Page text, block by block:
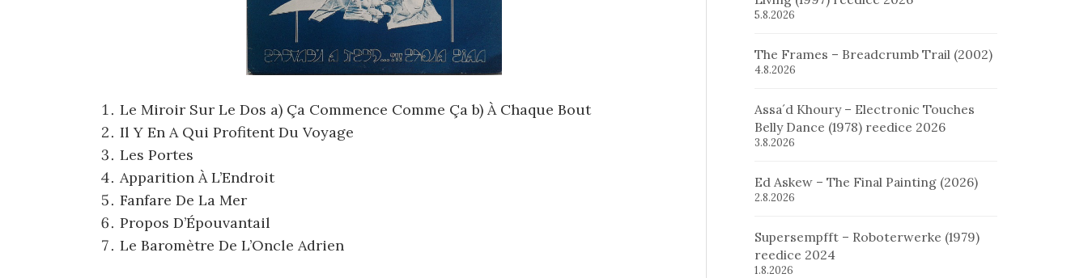
Le Miroir Sur Le Dos a) Ça Commence Comme Ça b) À Chaque Bout
Il Y En A Qui Profitent Du Voyage
Les Portes
Apparition À L’Endroit
Fanfare De La Mer
Propos D’Épouvantail
Le Baromètre De L’Oncle Adrien
5.8.2026
The Frames – Breadcrumb Trail (2002)
4.8.2026
Assa´d Khoury – Electronic Touches
Belly Dance (1978) reedice 2026
3.8.2026
Ed Askew – The Final Painting (2026)
2.8.2026
Supersempfft – Roboterwerke (1979)
reedice 2024
1.8.2026